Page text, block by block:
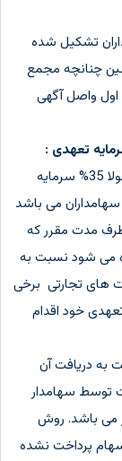
تشکیل شده
چنانچه مجمع
اول واصل آگهی
در شرکت های سهامی در زمان تاسیس شرکت معمولا 35% سرمایه
می باشد
ظرف مدت مقرر که
می شود نسبت به
های تجارتی برخی
خود اقدام
دریافت آن
توسط سهامدار
می باشد. روش
پرداخت نشده